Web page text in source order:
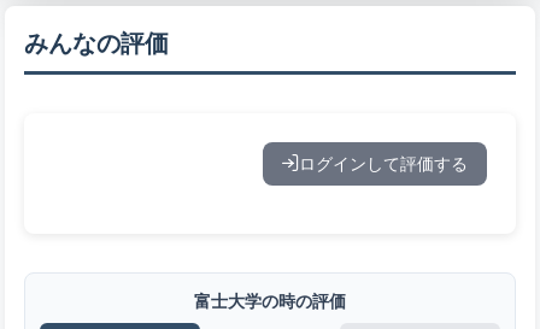
みんなの評価
ログインして評価する
富士大学の時の評価